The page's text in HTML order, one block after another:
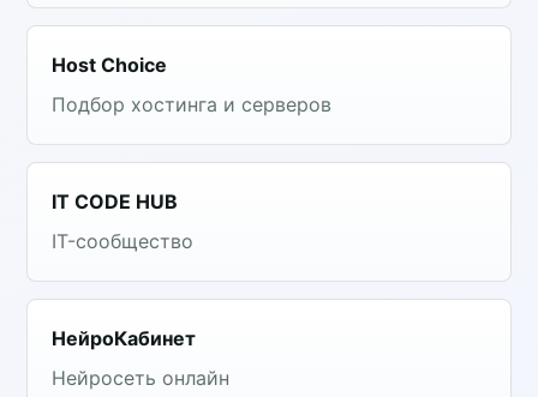
Host Choice
Подбор хостинга и серверов
IT CODE HUB
IT-сообщество
НейроКабинет
Нейросеть онлайн